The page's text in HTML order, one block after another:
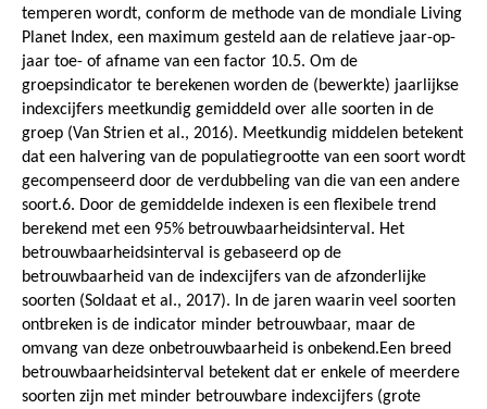
temperen wordt, conform de methode van de mondiale Living
Planet Index, een maximum gesteld aan de relatieve jaar-op-
jaar toe- of afname van een factor 10.5. Om de
groepsindicator te berekenen worden de (bewerkte) jaarlijkse
indexcijfers meetkundig gemiddeld over alle soorten in de
groep (Van Strien et al., 2016). Meetkundig middelen betekent
dat een halvering van de populatiegrootte van een soort wordt
gecompenseerd door de verdubbeling van die van een andere
soort.6. Door de gemiddelde indexen is een flexibele trend
berekend met een 95% betrouwbaarheidsinterval. Het
betrouwbaarheidsinterval is gebaseerd op de
betrouwbaarheid van de indexcijfers van de afzonderlijke
soorten (Soldaat et al., 2017). In de jaren waarin veel soorten
ontbreken is de indicator minder betrouwbaar, maar de
omvang van deze onbetrouwbaarheid is onbekend.Een breed
betrouwbaarheidsinterval betekent dat er enkele of meerdere
soorten zijn met minder betrouwbare indexcijfers (grote